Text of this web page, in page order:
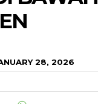
28, 2026